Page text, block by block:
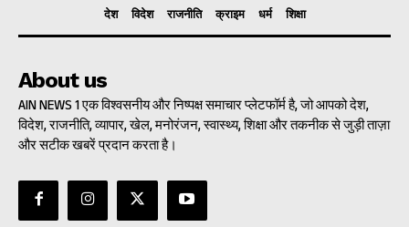
देश विदेश राजनीति क्राइम धर्म शिक्षा
About us
AIN NEWS 1 एक विश्वसनीय और निष्पक्ष समाचार प्लेटफॉर्म है, जो आपको देश,
विदेश, राजनीति, व्यापार, खेल, मनोरंजन, स्वास्थ्य, शिक्षा और तकनीक से जुड़ी ताज़ा
और सटीक खबरें प्रदान करता है।